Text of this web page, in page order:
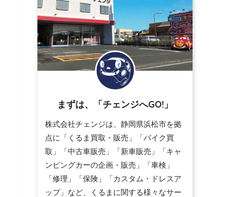
まずは、「チェンジへGO!」
株式会社チェンジは、静岡県浜松市を拠
点に「くるま買取・販売」「バイク買
取」「中古車販売」「新車販売」「キャ
ンピングカーの企画・販売」「車検」
「修理」「保険」「カスタム・ドレスア
ップ」など、くるまに関する様々なサー